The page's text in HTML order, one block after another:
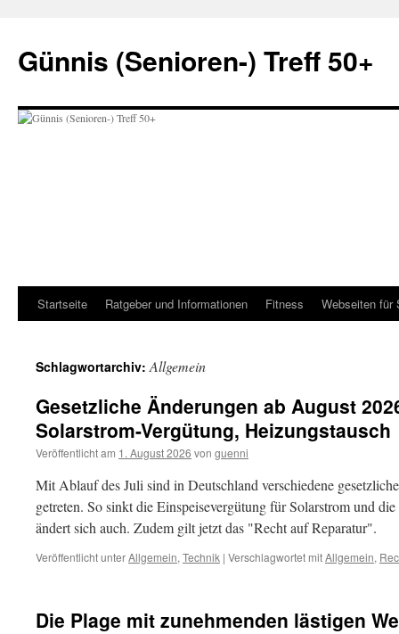
springen
Günnis (Senioren-) Treff 50+
Startseite Ratgeber und Informationen Fitness Webseiten für
Schlagwortarchiv:Allgemein
Gesetzliche Änderungen ab August
Solarstrom-Vergütung, Heizungstausch
Veröffentlicht am 1. August 2026 von guenni
Mit Ablauf des Juli sind in Deutschland verschiedene
getreten. So sinkt die Einspeisevergütung für Solarstrom und
ändert sich auch. Zudem gilt jetzt das "Recht auf Reparatur".
Veröffentlicht unterAllgemein, Technik | Verschlagwortet mitAllgemein,
Die Plage mit zunehmenden lästigen